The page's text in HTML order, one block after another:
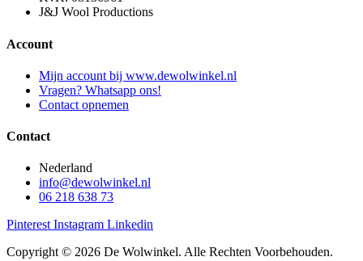
J&J Wool Productions
Account
Mijn account bij www.dewolwinkel.nl
Vragen? Whatsapp ons!
Contact opnemen
Contact
Nederland
info@dewolwinkel.nl
06 218 638 73
Pinterest Instagram Linkedin
Copyright © 2026 De Wolwinkel. Alle Rechten Voorbehouden.